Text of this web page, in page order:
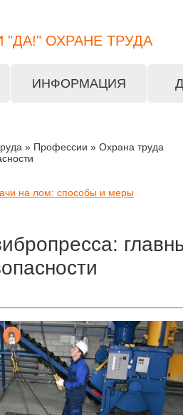
"ДА!" ОХРАНЕ ТРУДА
ИНФОРМАЦИЯ
» Профессии » Охрана труда
на лом: способы и меры